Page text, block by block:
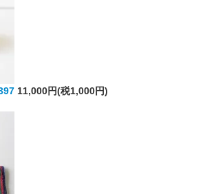
11,000円(税1,000円)